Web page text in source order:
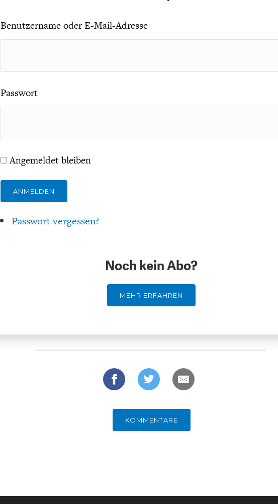
Benutzername oder E-Mail-Adresse
Passwort
Angemeldet bleiben
ANMELDEN
Passwort vergessen?
Noch kein Abo?
MEHR ERFAHREN
KOMMENTARE